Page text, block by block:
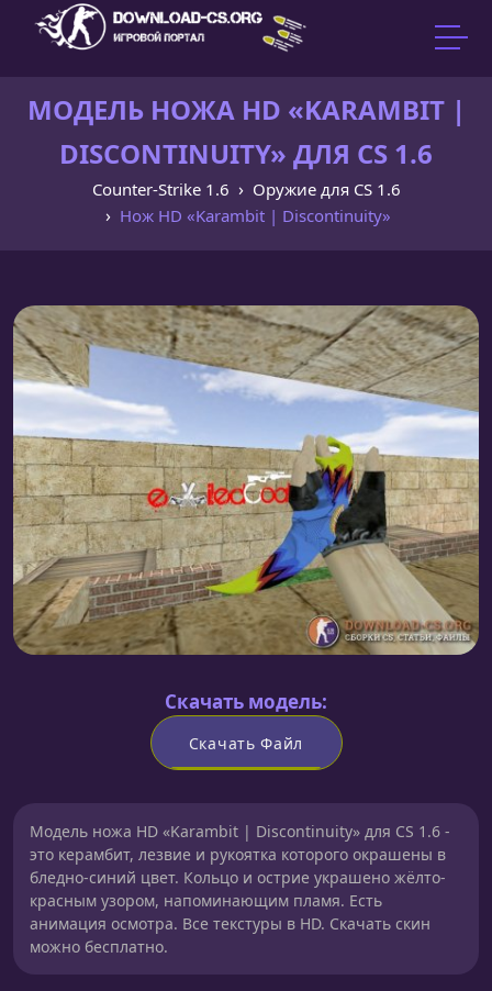
МОДЕЛЬ НОЖА HD «KARAMBIT |
DISCONTINUITY» ДЛЯ CS 1.6
Counter-Strike 1.6
Оружие для CS 1.6
Нож HD «Karambit | Discontinuity»
Скачать модель:
Скачать Файл
Модель ножа HD «Karambit | Discontinuity» для CS 1.6 -
это керамбит, лезвие и рукоятка которого окрашены в
бледно-синий цвет. Кольцо и острие украшено жёлто-
красным узором, напоминающим пламя. Есть
анимация осмотра. Все текстуры в HD. Скачать скин
можно бесплатно.